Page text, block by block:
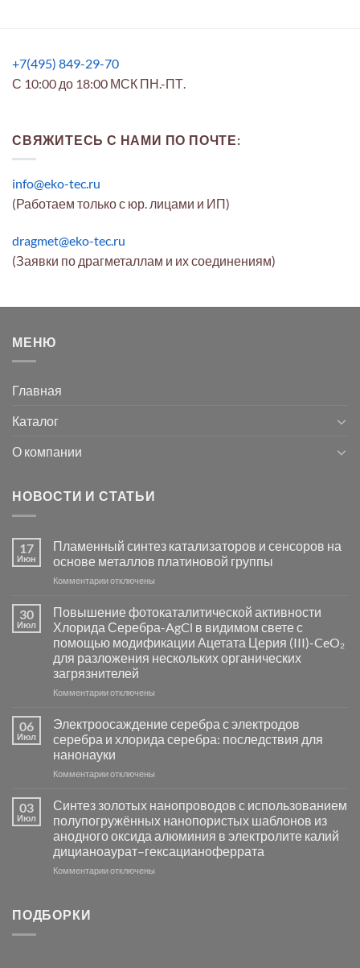
+7(495) 849-29-70
С 10:00 до 18:00 МСК ПН.-ПТ.
СВЯЖИТЕСЬ С НАМИ ПО ПОЧТЕ:
info@eko-tec.ru
(Работаем только с юр. лицами и ИП)
dragmet@eko-tec.ru
(Заявки по драгметаллам и их соединениям)
МЕНЮ
Главная
Каталог
О компании
НОВОСТИ И СТАТЬИ
17
Июн
Пламенный синтез катализаторов и сенсоров на
основе металлов платиновой группы
Комментариик
Пламенный
синтез
катализаторов
и
сенсоров
на
основе
группы
отключены
30
Июл
Повышение фотокаталитической активности
Хлорида Серебра-AgCl в видимом свете с
помощью модификации Ацетата Церия (III)-CeO₂
для разложения нескольких органических
загрязнителей
Комментариик
фотокаталитической
активности
Хлорида
Серебра-
в
видимом
свете
с
помощью
модификации
отключены
06
Июл
Электроосаждение серебра с электродов
серебра и хлорида серебра: последствия для
нанонауки
Комментариик
серебра
с
электродов
серебра
и
отключены
03
Июл
Синтез золотых нанопроводов с использованием
полупогружённых нанопористых шаблонов из
анодного оксида алюминия в электролите калий
дицианоаурат–гексацианоферрата
Комментариикотключены
ПОДБОРКИ